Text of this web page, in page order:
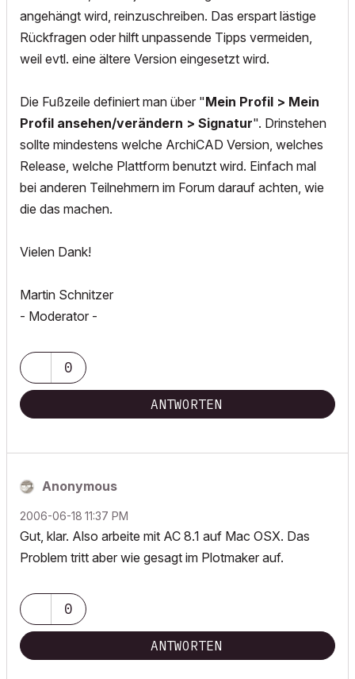
angehängt wird, reinzuschreiben. Das erspart lästige
Rückfragen oder hilft unpassende Tipps vermeiden,
weil evtl. eine ältere Version eingesetzt wird.
Die Fußzeile definiert man über "Mein Profil > Mein
Profil ansehen/verändern > Signatur". Drinstehen
sollte mindestens welche ArchiCAD Version, welches
Release, welche Plattform benutzt wird. Einfach mal
bei anderen Teilnehmern im Forum darauf achten, wie
die das machen.
Vielen Dank!
Martin Schnitzer
- Moderator -
0
ANTWORTEN
Anonymous
‎2006-06-18 11:37 PM
Gut, klar. Also arbeite mit AC 8.1 auf Mac OSX. Das
Problem tritt aber wie gesagt im Plotmaker auf.
0
ANTWORTEN